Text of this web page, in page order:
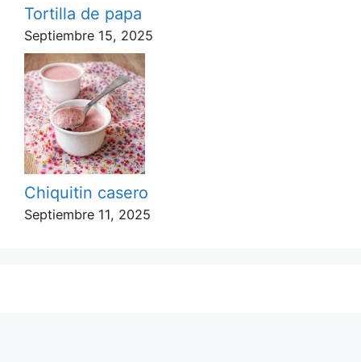
Tortilla de papa
Septiembre 15, 2025
Chiquitin casero
Septiembre 11, 2025